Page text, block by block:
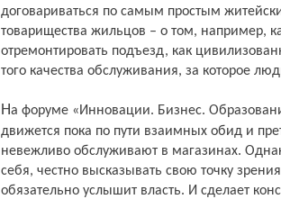
договариваться по самым простым
товарищества жильцов – о том, например,
отремонтировать подъезд, как
того качества обслуживания, за которое
На форуме «Инновации. Бизнес. Образование» я говорил, что наше общество
движется пока по пути взаимных обид и
невежливо обслуживают в магазинах.
себя, честно высказывать свою точку
обязательно услышит власть. И сделает